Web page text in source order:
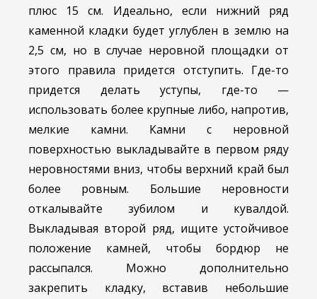
плюс 15 см. Идеально, если нижний ряд
каменной кладки будет углублен в землю на
2,5 см, но в случае неровной площадки от
этого правила придется отступить. Где-то
придется делать уступы, где-то —
использовать более крупные либо, напротив,
мелкие камни. Камни с неровной
поверхностью выкладывайте в первом ряду
неровностями вниз, чтобы верхний край был
более ровным. Большие неровности
откалывайте зубилом и кувалдой.
Выкладывая второй ряд, ищите устойчивое
положение камней, чтобы бордюр не
рассыпался. Можно дополнительно
закрепить кладку, вставив небольшие